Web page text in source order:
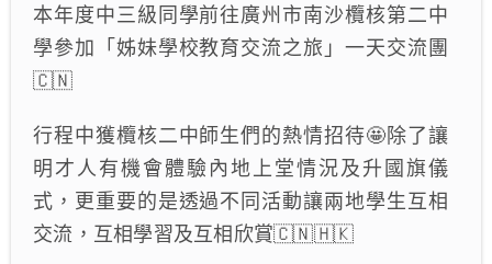
下載區
本年度中三級同學前往廣州市南沙欖核第二中
學參加「姊妹學校教育交流之旅」一天交流團
🇨🇳
行程中獲欖核二中師生們的熱情招待🤩除了讓
明才人有機會體驗內地上堂情況及升國旗儀
式，更重要的是透過不同活動讓兩地學生互相
交流，互相學習及互相欣賞🇨🇳🇭🇰